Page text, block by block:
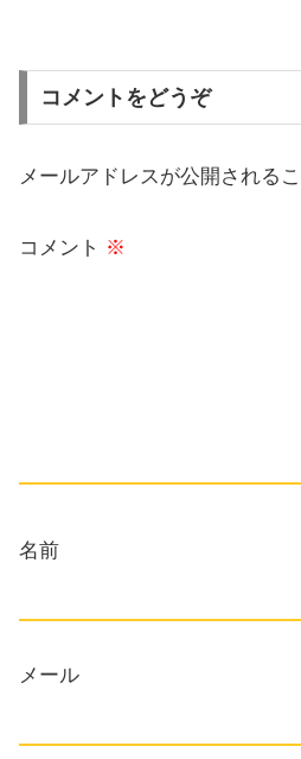
コメントをどうぞ
メールアドレスが公開される
コメント ※
名前
メール